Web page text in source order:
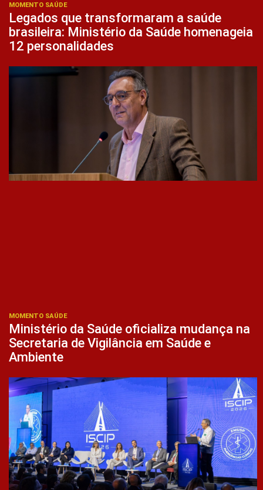
MOMENTO SAÚDE
Legados que transformaram a saúde
brasileira: Ministério da Saúde homenageia
12 personalidades
MOMENTO SAÚDE
Ministério da Saúde oficializa mudança na
Secretaria de Vigilância em Saúde e
Ambiente